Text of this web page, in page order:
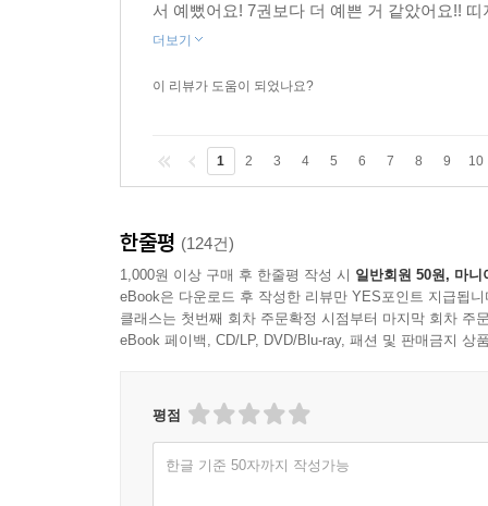
서 예뻤어요! 7권보다 더 예쁜 거 같았어요!!
더보기
이 리뷰가 도움이 되었나요?
1 2 3 4 5 6 7 8 9 10
한줄평 (124건)
1,000원 이상 구매 후 한줄평 작성 시 일반회원 50원, 마니
eBook은 다운로드 후 작성한 리뷰만 YES포인트 지급됩니
클래스는 첫번째 회차 주문확정 시점부터 마지막 회차 주
eBook 페이백, CD/LP, DVD/Blu-ray, 패션 및 판매금지 상
평점
한글 기준 50자까지 작성가능